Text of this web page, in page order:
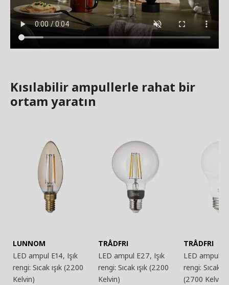
Kısılabilir ampullerle rahat bir
ortam yaratın
LUNNOM
LED ampul E14, Işık
rengi: Sıcak ışık (2200
Kelvin)
TRÅDFRI
LED ampul E27, Işık
rengi: Sıcak ışık (2200
Kelvin)
TRÅDFRI
LED ampul
rengi: Sıcak
(2700 Kelvin)